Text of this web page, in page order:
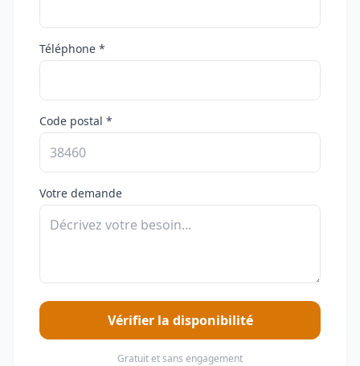
Téléphone *
Code postal *
Votre demande
Vérifier la disponibilité
Gratuit et sans engagement